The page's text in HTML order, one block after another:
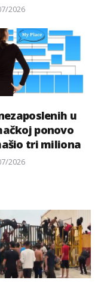
2026
u
ponovo
tri miliona
2026